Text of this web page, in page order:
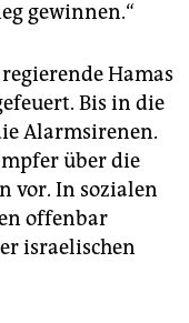
gewinnen.“
Hamas
Bis in die
Alarmsirenen.
über die
vor. In sozialen
offenbar
israelischen